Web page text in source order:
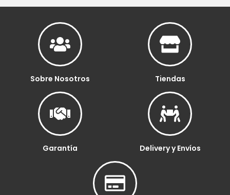
Sobre Nosotros Tiendas
Garantía Delivery y Envíos